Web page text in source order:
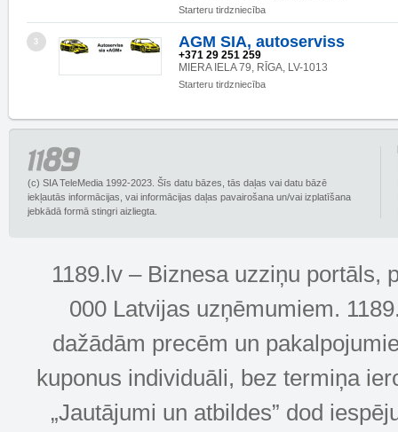
Starteru tirdzniecība
3 AGM SIA, autoserviss
+371 29 251 259
MIERA IELA 79, RĪGA, LV-1013
Starteru tirdzniecība
(c) SIA TeleMedia 1992-2023. Šīs datu bāzes, tās daļas vai datu bāzē
iekļautās informācijas, vai informācijas daļas pavairošana un/vai izplatīšana
jebkādā formā stingri aizliegta.
1189.lv – Biznesa uzziņu portāls,
000 Latvijas uzņēmumiem.
dažādām precēm un
kuponus individuāli, bez termiņa
„Jautājumi un atbildes” dod